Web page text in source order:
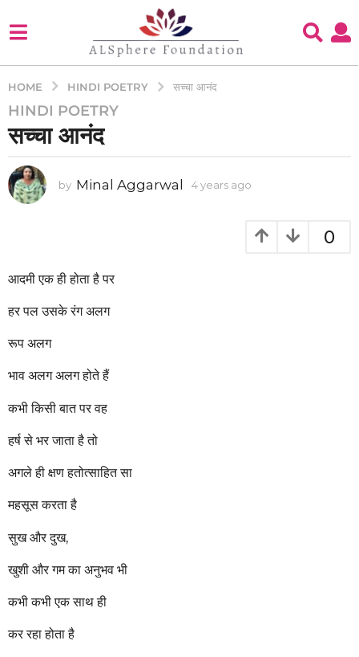
HOME HINDI POETRY सच्चा आनंद
4
y
a
r
4
a
s
o
HINDI POETRY
सच्चा आनंद
by Minal Aggarwal 4 years ago
a
0
आदमी एक ही होता है पर
हर पल उसके रंग अलग
रूप अलग
भाव अलग अलग होते हैं
कभी किसी बात पर वह
हर्ष से भर जाता है तो
अगले ही क्षण हतोत्साहित सा
महसूस करता है
सुख और दुख,
खुशी और गम का अनुभव भी
कभी कभी एक साथ ही
कर रहा होता है